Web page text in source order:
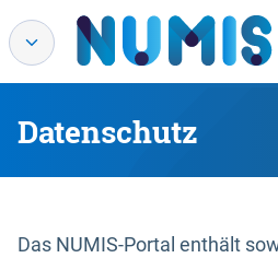
Datenschutz
Das NUMIS-Portal enthält